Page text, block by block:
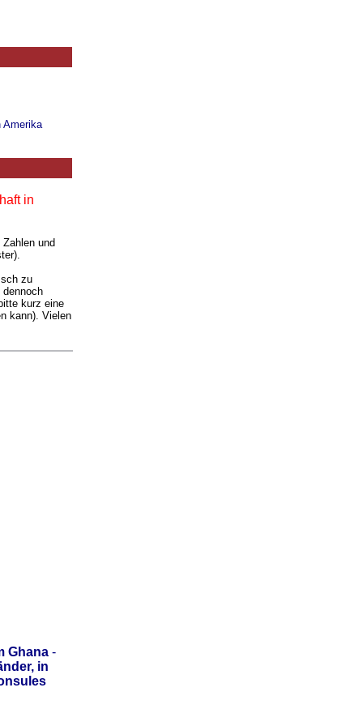
Amerika
in
Zahlen und
zu
kurz eine
kann). Vielen
Ghana -
in